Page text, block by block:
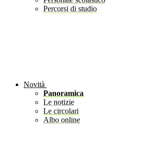
Percorsi di studio
Novità
Panoramica
Le notizie
Le circolari
Albo online